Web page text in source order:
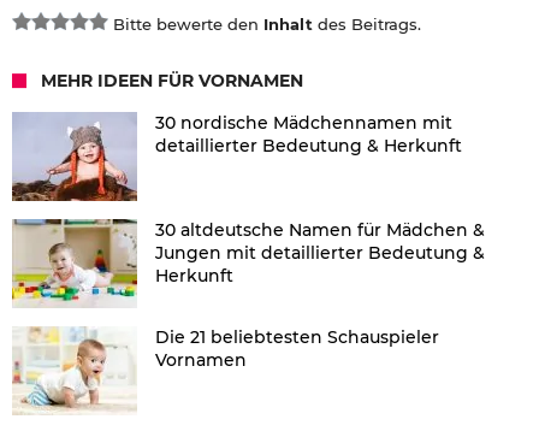
Bitte bewerte den Inhalt des Beitrags.
MEHR IDEEN FÜR VORNAMEN
30 nordische Mädchennamen mit
detaillierter Bedeutung & Herkunft
30 altdeutsche Namen für Mädchen &
Jungen mit detaillierter Bedeutung &
Herkunft
Die 21 beliebtesten Schauspieler
Vornamen